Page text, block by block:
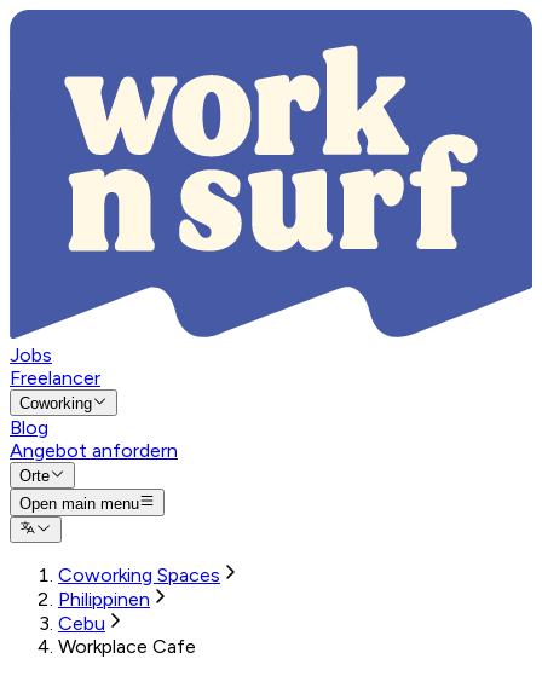
Jobs
Freelancer
Coworking
Blog
Angebot anfordern
Orte
Open main menu
Coworking Spaces
Philippinen
Cebu
Workplace Cafe